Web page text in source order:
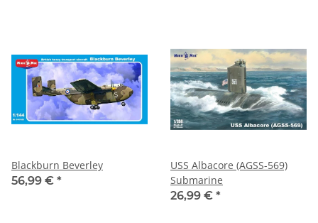
Blackburn Beverley
56,99 € *
USS Albacore (AGSS-569)
Submarine
26,99 € *